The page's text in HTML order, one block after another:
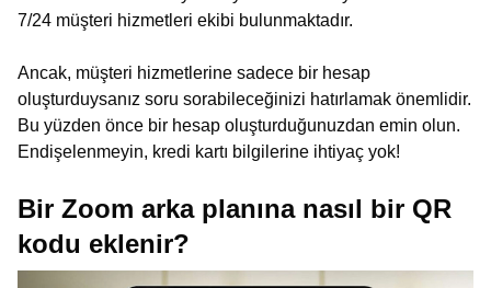
7/24 müşteri hizmetleri ekibi bulunmaktadır.
Ancak, müşteri hizmetlerine sadece bir hesap
oluşturduysanız soru sorabileceğinizi hatırlamak önemlidir.
Bu yüzden önce bir hesap oluşturduğunuzdan emin olun.
Endişelenmeyin, kredi kartı bilgilerine ihtiyaç yok!
Bir Zoom arka planına nasıl bir QR
kodu eklenir?